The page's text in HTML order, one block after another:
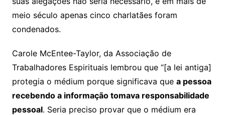
meio século apenas cinco charlatães foram
condenados.
Carole McEntee-Taylor, da Associação de
Trabalhadores Espirituais lembrou que “[a lei antiga]
protegia o médium porque significava que a pessoa
recebendo a informação tomava responsabilidade
pessoal. Seria preciso provar que o médium era